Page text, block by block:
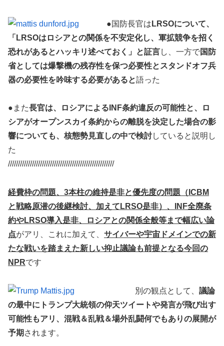
●国防長官は LRSOについて、
「LRSOはロシアとの関係を不安定化し、軍拡競争を招く
恐れがあるとハッキリ述べておく」と証言し、一方で国防
省としては爆撃機の残存性を保つ必要性とスタンドオフ兵
器の必要性を吟味する必要があると語った
●また長官は、ロシアによるINF条約違反の可能性と、ロ
シアがオープンスカイ条約からの離脱を決定した場合の影
響についても、核態勢見直しの中で検討していると説明し
た
/////////////////////////////////////////////////////
経費枠の問題、3本柱の維持是非と優先度の問題（ICBM
と戦略原潜の後継検討、加えてLRSO是非）、INF全廃条
約やLRSO導入是非、ロシアとの関係全般等まで幅広い論
点がアリ、これに加えて、 サイバーや宇宙ドメインでの新
たな戦いを踏まえた新しい抑止議論も前提となる今回の
NPRです
別の観点として、 議論
の最中にトランプ大統領の仰天ツイートや発言が飛び出す
可能性もアリ、混戦＆乱戦＆場外乱闘何でもありの展開が
予期 されます。